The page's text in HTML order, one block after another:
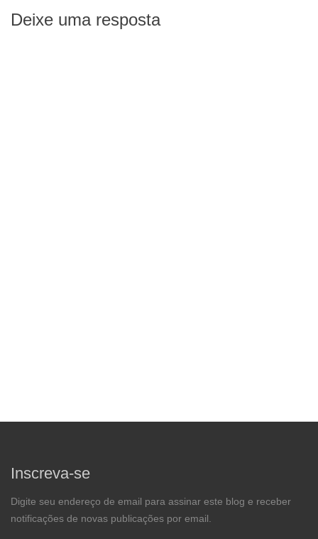
Deixe uma resposta
Inscreva-se
Digite seu endereço de email para assinar este blog e receber
notificações de novas publicações por email.